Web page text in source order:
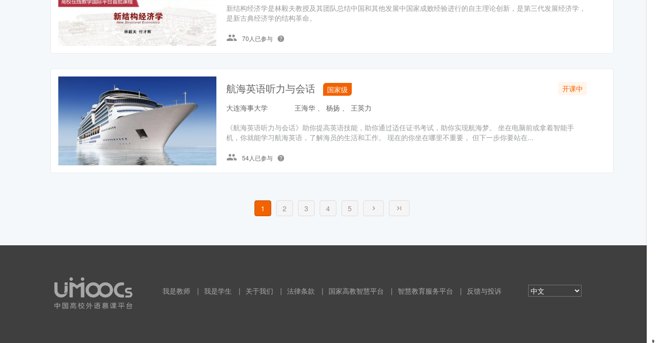
新结构经济学是林毅夫教授及其团队总结中国和其他发展中国家成败经验进行的自主理论创新，是第三代发展经济学，
是新古典经济学的结构革命。
70人已参与
航海英语听力与会话 国家级
开课中
大连海事大学
王海华 、 杨扬 、 王英力
《航海英语听力与会话》助你提高英语技能，助你通过适任证书考试，助你实现航海梦。 坐在电脑前或拿着智能手
机，你就能学习航海英语，了解海员的生活和工作。 现在的你坐在哪里不重要， 但下一步你要站在...
54人已参与
1 2 3 4 5
我是教师 | 我是学生 | 关于我们 | 法律条款 | 国家高教智慧平台 | 智慧教育服务平台 | 反馈与投诉